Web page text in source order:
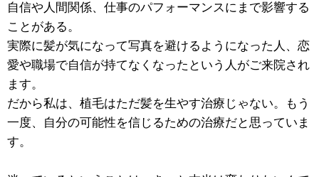
自信や人間関係、仕事のパフォーマンスにまで影響する
ことがある。
実際に髪が気になって写真を避けるようになった人、恋
愛や職場で自信が持てなくなったという人がご来院され
ます。
だから私は、植毛はただ髪を生やす治療じゃない。もう
一度、自分の可能性を信じるための治療だと思っていま
す。